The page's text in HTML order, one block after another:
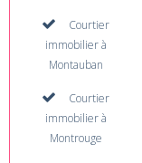
Courtier
immobilier à
Montauban
Courtier
immobilier à
Montrouge